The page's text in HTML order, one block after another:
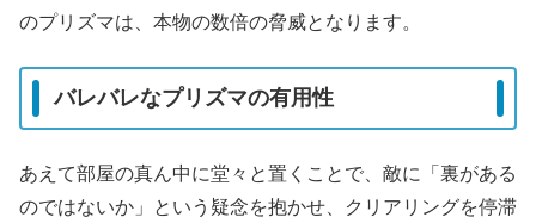
のプリズマは、本物の数倍の脅威となります。
バレバレなプリズマの有用性
あえて部屋の真ん中に堂々と置くことで、敵に「裏がある
のではないか」という疑念を抱かせ、クリアリングを停滞